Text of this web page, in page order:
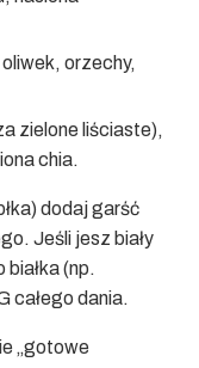
orzechy,
zielone liściaste),
chia.
dodaj garść
Jeśli jesz biały
białka (np.
całego dania.
„gotowe